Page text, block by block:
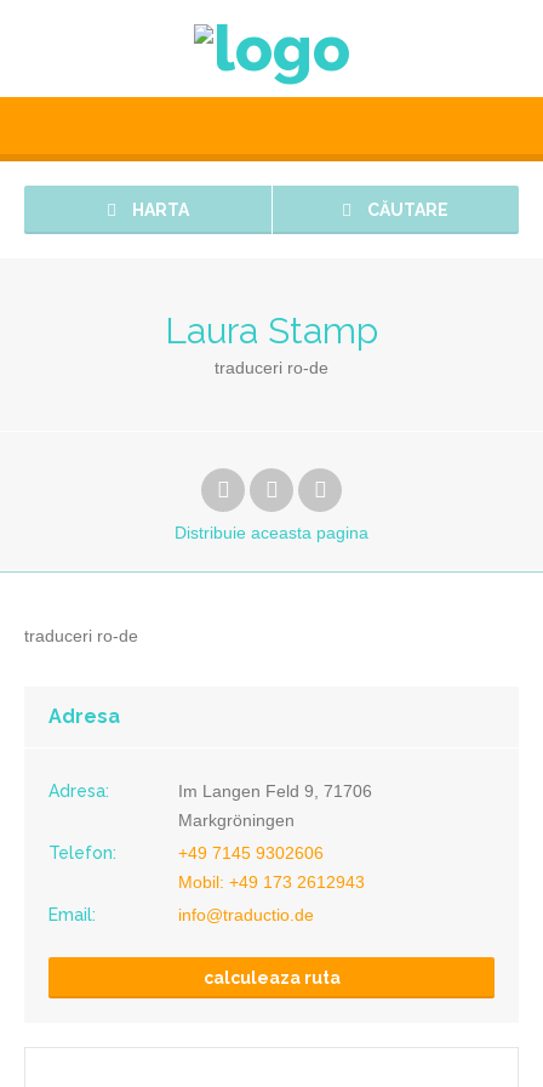
HARTA CĂUTARE
Laura Stamp
traduceri ro-de
Distribuie aceasta pagina
traduceri ro-de
Adresa
Adresa:
Im Langen Feld 9, 71706
Markgröningen
Telefon:
+49 7145 9302606
Mobil: +49 173 2612943
Email:
info@traductio.de
calculeaza ruta